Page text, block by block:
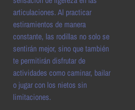
articulaciones. Al practicar
estiramientos de manera
constante, las rodillas no solo se
sentirán mejor, sino que también
te permitirán disfrutar de
actividades como caminar, bailar
o jugar con los nietos sin
limitaciones.